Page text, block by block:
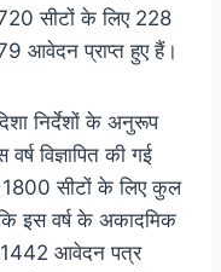
सीटों के लिए 228
आवेदन प्राप्त हुए हैं।
निर्देशों के अनुरूप
विज्ञापित की गई
सीटों के लिए कुल
इस वर्ष के अकादमिक
आवेदन पत्र